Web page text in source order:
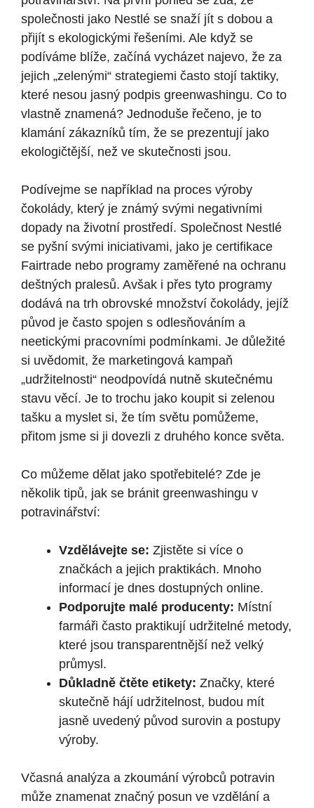
společnosti jako Nestlé se snaží jít s dobou a
přijít s ekologickými řešeními. Ale když se
podíváme blíže, začíná vycházet najevo, že za
jejich „zelenými“ strategiemi často stojí taktiky,
které nesou jasný podpis greenwashingu. Co to
vlastně znamená? Jednoduše řečeno, je to
klamání zákazníků tím, že se prezentují jako
ekologičtější, než ve skutečnosti jsou.
Podívejme se například na proces výroby
čokolády, který je známý svými negativními
dopady na životní prostředí. Společnost Nestlé
se pyšní svými iniciativami, jako je certifikace
Fairtrade nebo programy zaměřené na ochranu
deštných pralesů. Avšak i přes tyto programy
dodává na trh obrovské množství čokolády, jejíž
původ je často spojen s odlesňováním a
neetickými pracovními podmínkami. Je důležité
si uvědomit, že marketingová kampaň
„udržitelnosti“ neodpovídá nutně skutečnému
stavu věcí. Je to trochu jako koupit si zelenou
tašku a myslet si, že tím světu pomůžeme,
přitom jsme si ji dovezli z druhého konce světa.
Co můžeme dělat jako spotřebitelé? Zde je
několik tipů, jak se bránit greenwashingu v
potravinářství:
Vzdělávejte se: Zjistěte si více o
značkách a jejich praktikách. Mnoho
informací je dnes dostupných online.
Podporujte malé producenty: Místní
farmáři často praktikují udržitelné metody,
které jsou transparentnější než velký
průmysl.
Důkladně čtěte etikety: Značky, které
skutečně hájí udržitelnost, budou mít
jasně uvedený původ surovin a postupy
výroby.
Včasná analýza a zkoumání výrobců potravin
může znamenat značný posun ve vzdělání a